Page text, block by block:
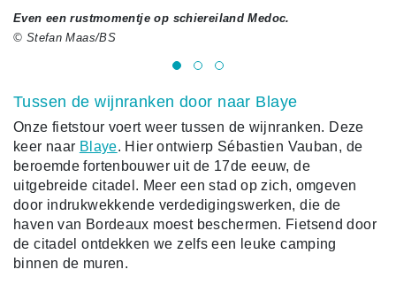
Even een rustmomentje op schiereiland Medoc.
© Stefan Maas/BS
Tussen de wijnranken door naar Blaye
Onze fietstour voert weer tussen de wijnranken. Deze
keer naar Blaye. Hier ontwierp Sébastien Vauban, de
beroemde fortenbouwer uit de 17de eeuw, de
uitgebreide citadel. Meer een stad op zich, omgeven
door indrukwekkende verdedigingswerken, die de
haven van Bordeaux moest beschermen. Fietsend door
de citadel ontdekken we zelfs een leuke camping
binnen de muren.